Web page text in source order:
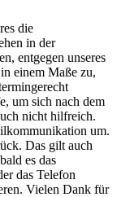
die
in der
entgegen unseres
einem Maße zu,
um sich nach dem
nicht hilfreich.
um.
Das gilt auch
es das
das Telefon
Vielen Dank für